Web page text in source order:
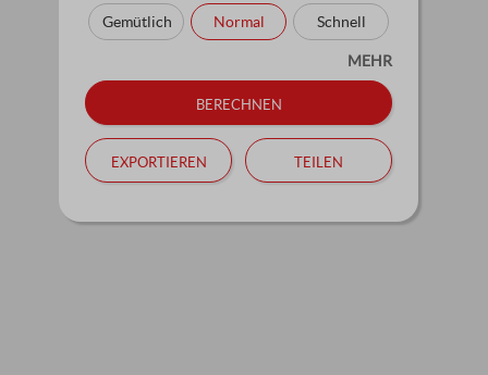
Gemütlich Normal Schnell
MEHR
berechnen
exportieren teilen